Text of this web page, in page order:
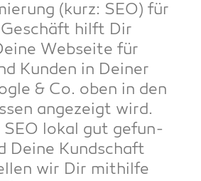
(kurz: SEO) für
hilft Dir
Web­sei­te für
Kun­den in Dei­ner
& Co. oben in den
ange­zeigt wird.
SEO lokal gut gefun­
Dei­ne Kund­schaft
wir Dir mit­hil­fe